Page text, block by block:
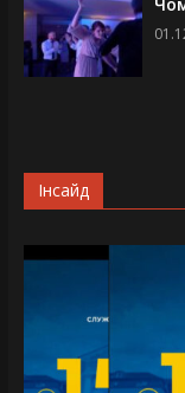
Інсайд